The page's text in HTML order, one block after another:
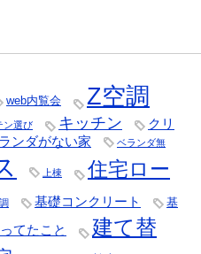
web内覧会 Z空調
ン選び キッチン
クリ
ンダがない家 ベランダ無
上棟
住宅ロー
基礎コンクリート 基
てたこと
建て替